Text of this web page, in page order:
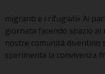
migranti e i rifugiati» Ai
giornata facendo spazio ai
nostre comunità diventino
sperimenta la convivenza